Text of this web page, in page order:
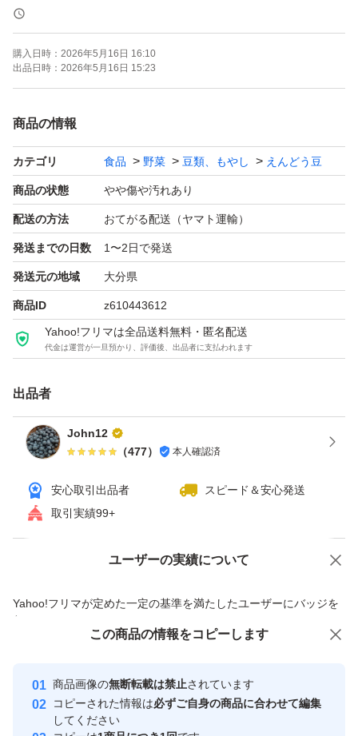
◯本日（5/16）収穫しました。
◯農薬等は使用していませんので安心して
お使い下さい。
◯約600㌘をネコポス（ポスト投函）で
ご了承願いします。
#スナップえんどう #スナップ
#キヌサヤ #きぬさや。
特徴...農家直送
購入日時： 2026年5月16日 16:10
出品日時： 2026年5月16日 15:23
商品の情報
カテゴリ 食品 野菜 豆類、もやし えんどう豆
商品の状態 やや傷や汚れあり
配送の方法 おてがる配送（ヤマト運輸）
発送までの日数 1〜2日で発送
発送元の地域 大分県
商品ID z610443612
Yahoo!フリマは全品送料無料・匿名配送
代金は運営が一旦預かり、評価後、出品者に支払われます
出品者
John12
（477） 本人確認済
安心取引出品者
スピード＆安心発送
取引実績99+
ユーザーの実績について
Yahoo!フリマが定めた一定の基準を満たしたユーザーにバッジを
付与しています
安心取引出品者
心・安全なユーザーです
取引実績
価格の相談 商品への質問
この商品の情報をコピーします
商品画像の無断転載は禁止されています
コピーされた情報は必ずご自身の商品に合わせて編集
してください
この商品をみている人にオススメ